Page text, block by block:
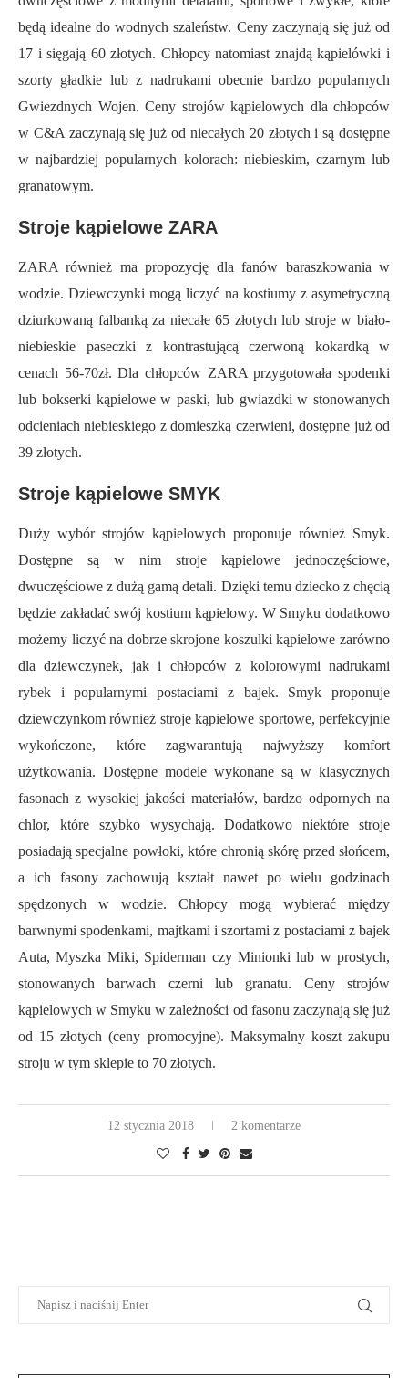
będą idealne do wodnych szaleństw. Ceny zaczynają się już od
17 i sięgają 60 złotych. Chłopcy natomiast znajdą kąpielówki i
szorty gładkie lub z nadrukami obecnie bardzo popularnych
Gwiezdnych Wojen. Ceny strojów kąpielowych dla chłopców
w C&A zaczynają się jużod niecałych 20 złotych i są dostępne
w najbardziej popularnych kolorach: niebieskim, czarnymlub
granatowym.
Stroje kąpielowe ZARA
ZARA również ma propozycję dla fanów baraszkowania w
wodzie. Dziewczynki mogą liczyć na kostiumy z asymetryczną
dziurkowaną falbanką za niecałe 65 złotych lub stroje w biało-
niebieskie paseczki z kontrastującą czerwoną kokardką w
cenach 56-70zł. Dla chłopców ZARA przygotowała spodenki
lub bokserki kąpielowe w paski, lub gwiazdki w stonowanych
odcieniach niebieskiego z domieszką czerwieni, dostępne już od
39 złotych.
Stroje kąpielowe SMYK
Duży wybór strojów kąpielowych proponuje również Smyk.
Dostępne są w nim stroje kąpielowe jednoczęściowe,
dwuczęściowe z dużą gamą detali. Dzięki temu dziecko z chęcią
będzie zakładać swój kostium kąpielowy. W Smyku dodatkowo
możemy liczyć na dobrze skrojone koszulki kąpielowe zarówno
dla dziewczynek, jak i chłopców z kolorowymi nadrukami
rybek i popularnymi postaciami z bajek. Smyk proponuje
dziewczynkom również stroje kąpielowe sportowe, perfekcyjnie
wykończone, które zagwarantują najwyższy komfort
użytkowania. Dostępne modele wykonane są w klasycznych
fasonach z wysokiej jakości materiałów, bardzo odpornych na
chlor, które szybko wysychają. Dodatkowo niektóre stroje
posiadają specjalne powłoki, które chronią skórę przed słońcem,
a ich fasony zachowują kształt nawet po wielu godzinach
spędzonych w wodzie. Chłopcy mogą wybierać między
barwnymi spodenkami, majtkami i szortami z postaciami z bajek
Auta, Myszka Miki, Spiderman czy Minionki lub w prostych,
stonowanych barwach czerni lub granatu. Ceny strojów
kąpielowych w Smyku w zależności od fasonu zaczynają sięjuż
od 15 złotych(ceny promocyjne). Maksymalny koszt zakupu
stroju w tym sklepie to 70 złotych.
12 stycznia 2018 2 komentarze